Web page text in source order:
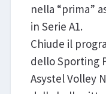
nella “prima”
in Serie A1.
Chiude il
dello Sporting
Asystel Volley